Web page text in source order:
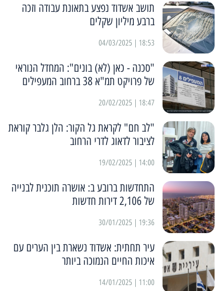
תושב אשדוד נפצע בתאונת עבודה וזכה
ברבע מיליון שקלים
18:53 | 04/03/2025
"סכנה - כאן (לא) בונים": המחדל הנוראי
של פרויקט תמ"א 38 ברחוב המעפילים
18:47 | 20/02/2025
"לב חם" לקראת גל הקור: הלן גלבר קוראת
לציבור לדאוג לדרי הרחוב
14:00 | 19/02/2025
התחדשות ברובע ב: אושרה תוכנית לבנייה
של 2,106 דירות חדשות
19:36 | 30/01/2025
עיר תחתית: אשדוד נשארת בין הערים עם
איכות החיים הנמוכה ביותר
11:00 | 14/01/2025